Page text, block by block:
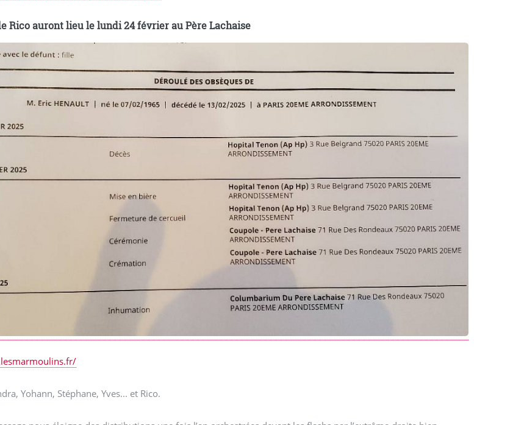
Rico auront lieu le lundi 24 février au Père Lachaise
Yohann, Stéphane, Yves... et Rico.